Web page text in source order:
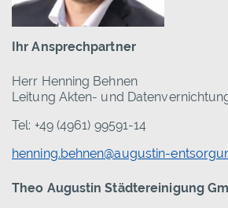
Ihr Ansprechpartner
Herr Henning Behnen
Leitung Akten- und
Tel: +49 (4961) 99591-14
henning.behnen@augustin-
Theo Augustin Städtereinigung